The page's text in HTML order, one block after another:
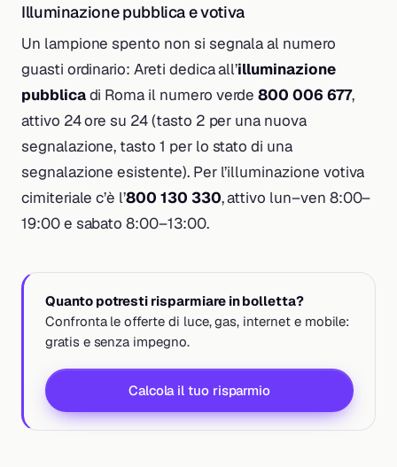
Illuminazione pubblica e votiva
Un lampione spento non si segnala al numero
guasti ordinario: Areti dedica all’illuminazione
pubblicadi Roma il numero verde800 006 677,
attivo 24 ore su 24 (tasto 2 per una nuova
segnalazione, tasto 1 per lo stato di una
segnalazione esistente). Per l’illuminazione votiva
cimiteriale c’è l’800 130 330, attivo lun–ven 8:00–
19:00 e sabato 8:00–13:00.
Quanto potresti risparmiare in bolletta?
Confronta le offerte di luce, gas, internet e mobile:
gratis e senza impegno.
Calcola il tuo risparmio